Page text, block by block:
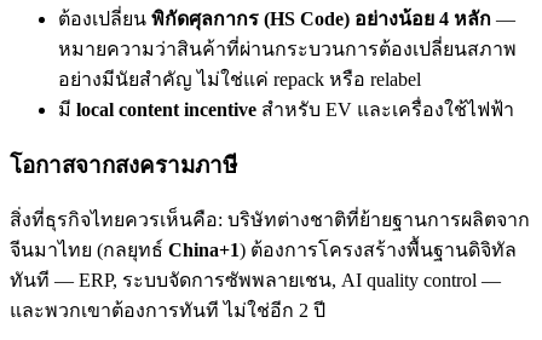
ต้องเปลี่ยน พิกัดศุลกากร (HS Code) อย่างน้อย 4 หลัก —
หมายความว่าสินค้าที่ผ่านกระบวนการต้องเปลี่ยนสภาพ
อย่างมีนัยสำคัญ ไม่ใช่แค่ repack หรือ relabel
มี local content incentive สำหรับ EV และเครื่องใช้ไฟฟ้า
โอกาสจากสงครามภาษี
สิ่งที่ธุรกิจไทยควรเห็นคือ: บริษัทต่างชาติที่ย้ายฐานการผลิตจาก
จีนมาไทย (กลยุทธ์ China+1) ต้องการโครงสร้างพื้นฐานดิจิทัล
ทันที — ERP, ระบบจัดการซัพพลายเชน, AI quality control —
และพวกเขาต้องการทันที ไม่ใช่อีก 2 ปี